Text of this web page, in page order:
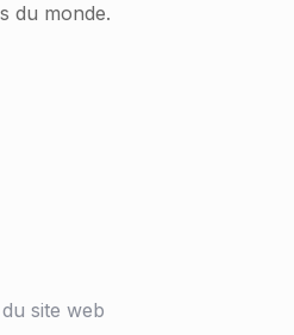
du monde.
site web